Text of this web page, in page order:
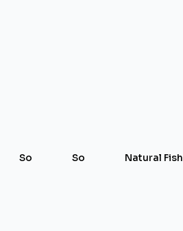
So So Natural Fish